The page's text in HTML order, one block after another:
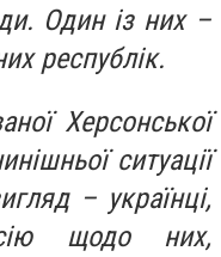
Один із них –
республік.
Херсонської
ситуації
– українці,
щодо них,